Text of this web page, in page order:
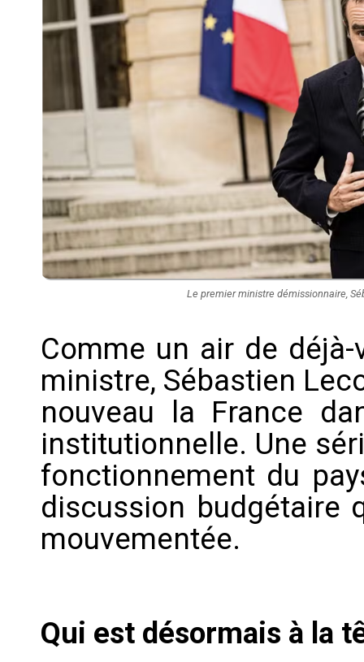
Le premier ministre démissionnaire,
Comme un air de
ministre, Sébastien
nouveau la France
institutionnelle. Une
fonctionnement du
discussion budgétaire
mouvementée.
Qui est désormais à la